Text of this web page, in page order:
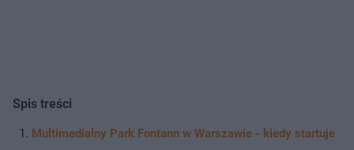
Spis treści
Multimedialny Park Fontann w Warszawie - kiedy startuje